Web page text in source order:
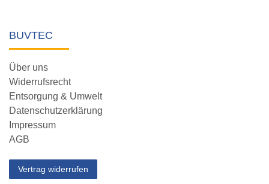
BUVTEC
Über uns
Widerrufsrecht
Entsorgung & Umwelt
Datenschutzerklärung
Impressum
AGB
Vertrag widerrufen